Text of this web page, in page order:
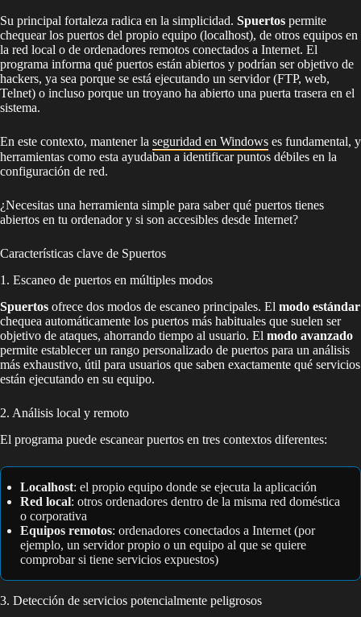
Su principal fortaleza radica en la simplicidad. Spuertos permite
chequear los puertos del propio equipo (localhost), de otros equipos en
la red local o de ordenadores remotos conectados a Internet. El
programa informa qué puertos están abiertos y podrían ser objetivo de
hackers, ya sea porque se está ejecutando un servidor (FTP, web,
Telnet) o incluso porque un troyano ha abierto una puerta trasera en el
sistema.
En este contexto, mantener la seguridad en Windows es fundamental, y
herramientas como esta ayudaban a identificar puntos débiles en la
configuración de red.
¿Necesitas una herramienta simple para saber qué puertos tienes
abiertos en tu ordenador y si son accesibles desde Internet?
Características clave de Spuertos
1. Escaneo de puertos en múltiples modos
Spuertos ofrece dos modos de escaneo principales. El modo estándar
chequea automáticamente los puertos más habituales que suelen ser
objetivo de ataques, ahorrando tiempo al usuario. El modo avanzado
permite establecer un rango personalizado de puertos para un análisis
más exhaustivo, útil para usuarios que saben exactamente qué servicios
están ejecutando en su equipo.
2. Análisis local y remoto
El programa puede escanear puertos en tres contextos diferentes:
Localhost: el propio equipo donde se ejecuta la aplicación
Red local: otros ordenadores dentro de la misma red doméstica
o corporativa
Equipos remotos: ordenadores conectados a Internet (por
ejemplo, un servidor propio o un equipo al que se quiere
comprobar si tiene servicios expuestos)
3. Detección de servicios potencialmente peligrosos